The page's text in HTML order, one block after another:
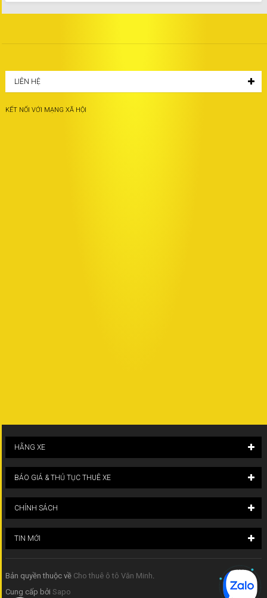
LIÊN HỆ
KẾT NỐI VỚI MẠNG XÃ HỘI
HÃNG XE
BÁO GIÁ & THỦ TỤC THUÊ XE
CHÍNH SÁCH
TIN MỚI
Bản quyền thuộc về Cho thuê ô tô Văn Minh
Cung cấp bởi Sapo